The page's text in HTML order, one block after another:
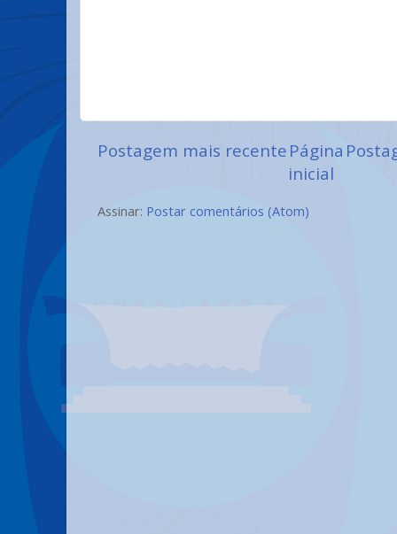
Postagem mais recentePágina
inicial
Assinar: Postar comentários (Atom)